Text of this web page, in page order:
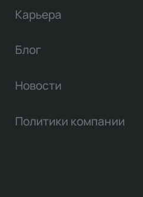
Карьера
Блог
Новости
Политики компании